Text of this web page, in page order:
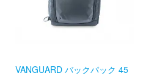
VANGUARD バックパック 45